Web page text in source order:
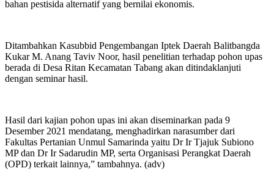
bahan pestisida alternatif yang bernilai ekonomis.
Ditambahkan Kasubbid Pengembangan Iptek Daerah Balitbangda
Kukar M. Anang Taviv Noor, hasil penelitian terhadap pohon upas
berada di Desa Ritan Kecamatan Tabang akan ditindaklanjuti
dengan seminar hasil.
Hasil dari kajian pohon upas ini akan diseminarkan pada 9
Desember 2021 mendatang, menghadirkan narasumber dari
Fakultas Pertanian Unmul Samarinda yaitu Dr Ir Tjajuk Subiono
MP dan Dr Ir Sadarudin MP, serta Organisasi Perangkat Daerah
(OPD) terkait lainnya,” tambahnya. (adv)